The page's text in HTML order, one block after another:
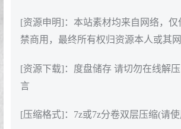
[资源申明]：本站素材均来自网络，仅
禁商用，最终所有权归资源本人或其
[资源下载]：度盘储存 请切勿在线解
言
[压缩格式]：7z或7z分卷双层压缩(请